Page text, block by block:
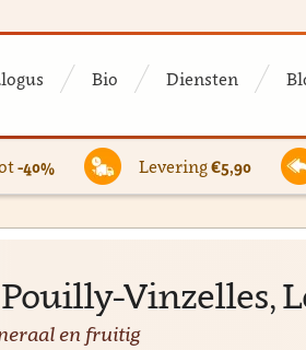
Bio Diensten
-40% Levering€5,90
Pouilly-Vinzelles,
en fruitig